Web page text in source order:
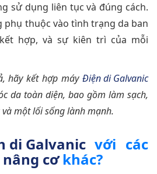
sử dụng liên tục và đúng cách.
phụ thuộc vào tình trạng da ban
hợp, và sự kiên trì của mỗi
hãy kết hợp máy Điện di Galvanic
da toàn diện, bao gồm làm sạch,
một lối sống lành mạnh.
di Galvanicvới các
nâng cơkhác?